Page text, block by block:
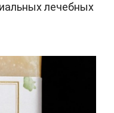
лечебных